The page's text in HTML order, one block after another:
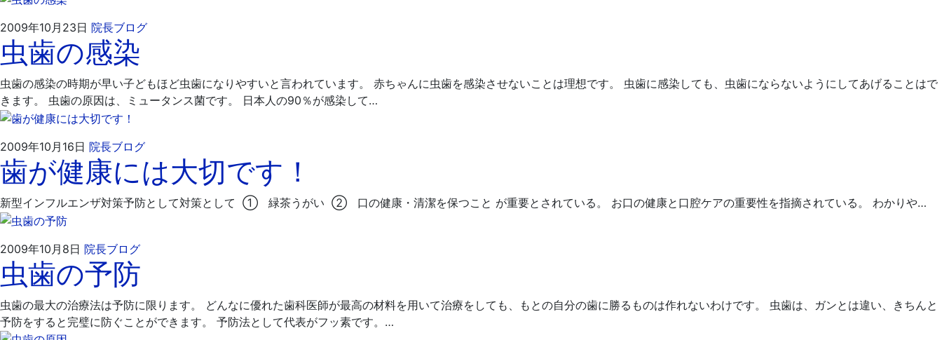
2009年10月23日 院長ブログ2009
月
23
飯
科
医
虫歯の感染
虫歯の感染の時期が早い子どもほど虫歯になりやすいと言われています。 赤ちゃんに虫歯を感染させないことは理想です。 虫歯に感染しても、虫歯にならないようにしてあげることはで
きます。 虫歯の原因は、ミュータンス菌です。 日本人の90％が感染して…
2009年10月16日 院長ブログ2009
年
10
月
16
飯
嶋
歯
科
医
歯が健康には大切です！
新型インフルエンザ対策予防として対策として ① 緑茶うがい ② 口の健康・清潔を保つこと が重要とされている。 お口の健康と口腔ケアの重要性を指摘されている。 わかりや…
2009年10月8日 院長ブログ2009
年
月
日
飯
嶋
科
医
院
虫歯の予防
虫歯の最大の治療法は予防に限ります。 どんなに優れた歯科医師が最高の材料を用いて治療をしても、もとの自分の歯に勝るものは作れないわけです。 虫歯は、ガンとは違い、きちんと
予防をすると完璧に防ぐことができます。 予防法として代表がフッ素です。…